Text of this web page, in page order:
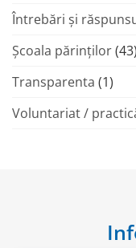
Întrebări și
Şcoala părinţilor(43)
Transparenta (1)
Voluntariat /